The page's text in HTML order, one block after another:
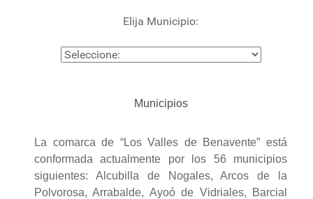
Elija Municipio:
Municipios
La comarca de “Los Valles de Benavente” está
conformada actualmente por los 56 municipios
siguientes: Alcubilla de Nogales, Arcos de la
Polvorosa, Arrabalde, Ayoó de Vidriales, Barcial